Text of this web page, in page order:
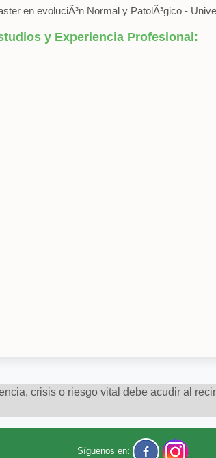
en evoluciÃ³n Normal y PatolÃ³gico -
y Experiencia Profesional:
crisis o riesgo vital debe acudir al
Síguenos en: